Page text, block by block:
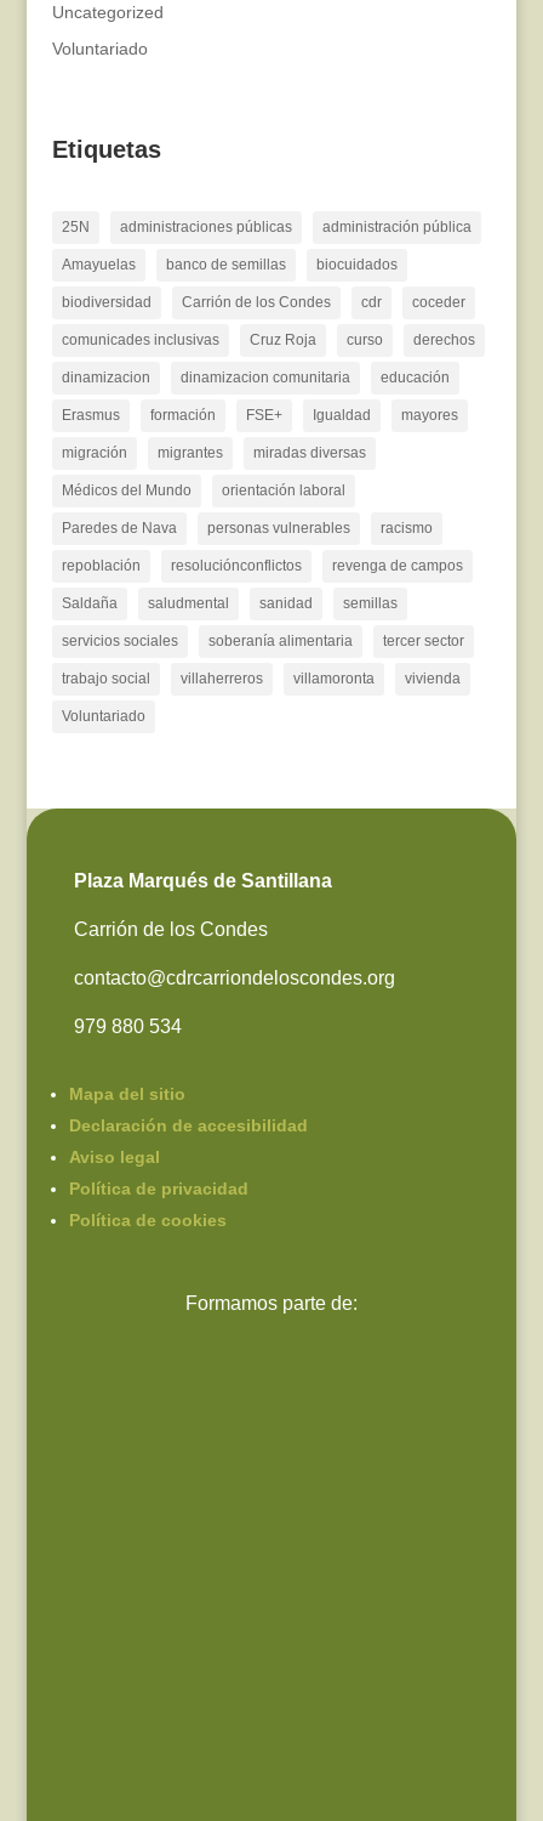
Uncategorized
Voluntariado
Etiquetas
25N administraciones públicas administración pública
Amayuelas banco de semillas biocuidados
biodiversidad Carrión de los Condes cdr coceder
comunicades inclusivas Cruz Roja curso derechos
dinamizacion dinamizacion comunitaria educación
Erasmus formación FSE+ Igualdad mayores
migración migrantes miradas diversas
Médicos del Mundo orientación laboral
Paredes de Nava personas vulnerables racismo
repoblación resoluciónconflictos revenga de campos
Saldaña saludmental sanidad semillas
servicios sociales soberanía alimentaria tercer sector
trabajo social villaherreros villamoronta vivienda
Voluntariado
Plaza Marqués de Santillana
Carrión de los Condes
contacto@cdrcarriondeloscondes.org
979 880 534
Mapa del sitio
Declaración de accesibilidad
Aviso legal
Política de privacidad
Política de cookies
Formamos parte de: